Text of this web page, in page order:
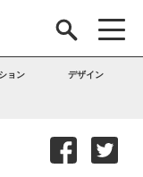
ョン デザイン